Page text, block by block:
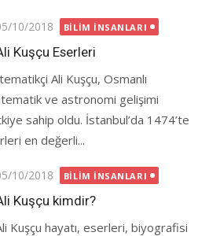
10/2018 BILIM İNSANLARI
Kuşçu Eserleri
Ali Kuşçu, Osmanlı
ve astronomi gelişimi
sahip oldu. İstanbul’da 1474’te
en değerli...
10/2018 BILIM İNSANLARI
Kuşçu kimdir?
Kuşçu hayatı, eserleri, biyografisi